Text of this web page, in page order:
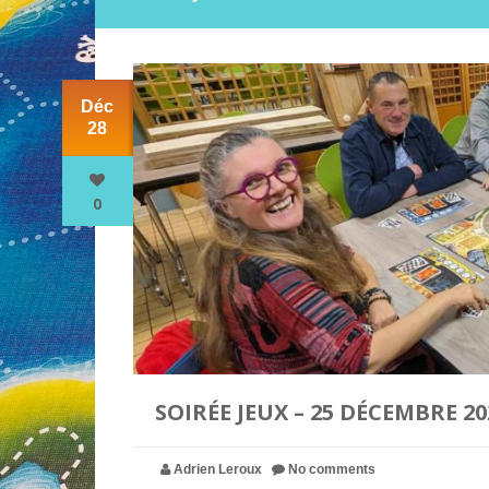
Déc
28
0
SOIRÉE JEUX – 25 DÉCEMBRE
Adrien Leroux No comments